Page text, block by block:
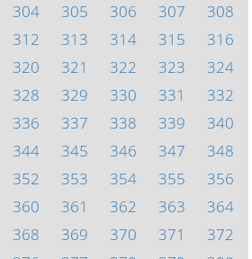
304 305 306 307
308
312 313 314 315
316
320 321 322 323
324
328 329 330 331
332
336 337 338 339
340
344 345 346 347
348
352 353 354 355
356
360 361 362 363
364
368 369 370 371
372